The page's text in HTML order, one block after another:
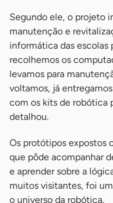
Segundo ele, o projeto
manutenção e
informática das escolas
recolhemos os
levamos para
voltamos, já
com os kits de robótica
detalhou.
Os protótipos expostos
que pôde acompanhar
e aprender sobre a
muitos visitantes, foi
o universo da robótica.